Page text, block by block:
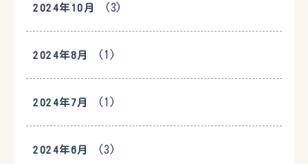
2024年10月 (3)
2024年8月 (1)
2024年7月 (1)
2024年6月 (3)